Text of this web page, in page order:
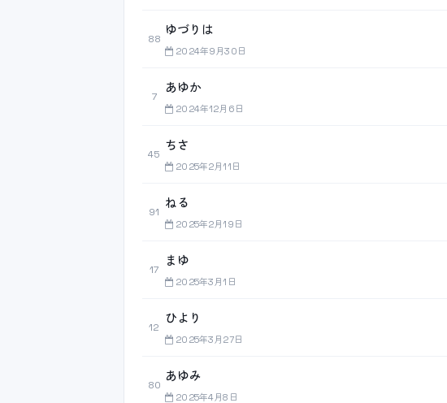
88
ゆづりは
2024年9月30日
7
あゆか
2024年12月6日
45
ちさ
2025年2月11日
91
ねる
2025年2月19日
17
まゆ
2025年3月1日
12
ひより
2025年3月27日
80
あゆみ
2025年4月8日